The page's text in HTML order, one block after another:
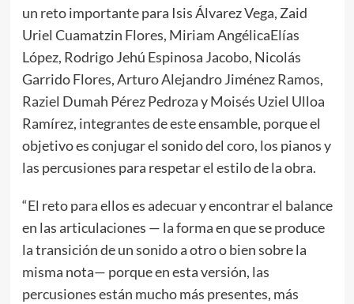
un reto importante para Isis Álvarez Vega, Zaid
Uriel Cuamatzin Flores, Miriam AngélicaElías
López, Rodrigo Jehú Espinosa Jacobo, Nicolás
Garrido Flores, Arturo Alejandro Jiménez Ramos,
Raziel Dumah Pérez Pedroza y Moisés Uziel Ulloa
Ramírez, integrantes de este ensamble, porque el
objetivo es conjugar el sonido del coro, los pianos y
las percusiones para respetar el estilo de la obra.
“El reto para ellos es adecuar y encontrar el balance
en las articulaciones — la forma en que se produce
la transición de un sonido a otro o bien sobre la
misma nota— porque en esta versión, las
percusiones están mucho más presentes, más